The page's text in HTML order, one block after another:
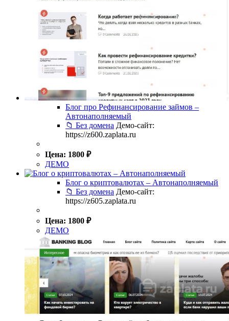
Блог про Рефинансирование займов –
Автонаполняемый
📁 Без домена Демо-сайт:
https://z600.zaplata.ru
Цена: 1800 ₽
ДЕМО
Блог о криптовалютах – Автонаполняемый
📁 Без домена Демо-сайт:
https://z605.zaplata.ru
Цена: 1800 ₽
ДЕМО